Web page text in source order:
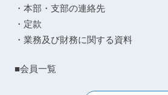
・本部・支部の連絡先
・定款
・業務及び財務に関する資料
■会員一覧